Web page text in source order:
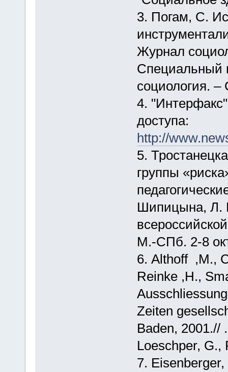
3. Погам, С.
Журнал
Специальный
социология.
4.
доступа:
http://
5.
группы
Шипицына, Л.
М.-СПб. 2-8
6. Althoff ,M.,
Reinke ,H.,
Zeiten
Baden, 2001.//
Loeschper, G.,
7.